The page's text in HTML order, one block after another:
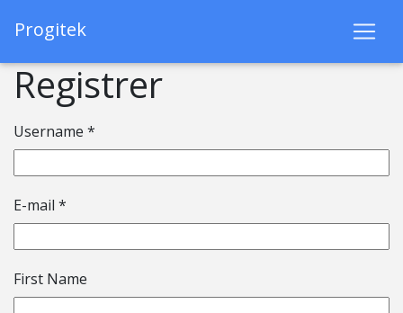
Progitek
Registrer
Username *
E-mail *
First Name